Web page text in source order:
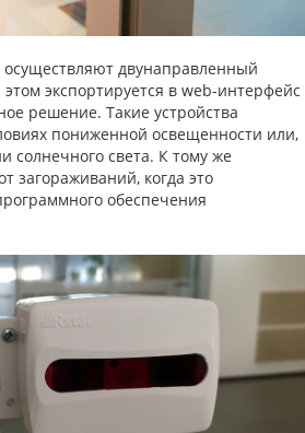
двунаправленный
этом экспортируется в web-интерфейс
решение. Такие устройства
пониженной освещенности или,
солнечного света. К тому же
загораживаний, когда это
обеспечения